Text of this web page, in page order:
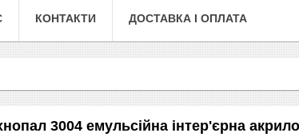
КОНТАКТИ ДОСТАВКА І ОПЛАТА
3004 емульсійна інтер'єрна